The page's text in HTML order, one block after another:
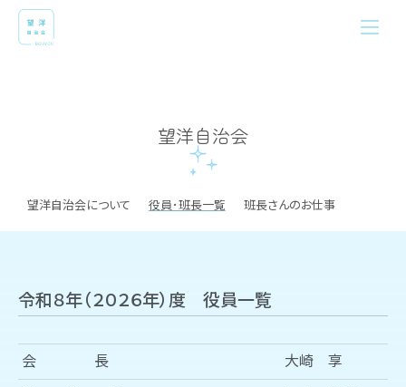
望洋自治会
望洋自治会について 役員･班長一覧 班長さんのお仕事
令和８年（２０２６年）度 役員一覧
会 長 大崎 享